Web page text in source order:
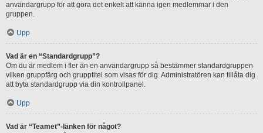
användargrupp för att göra det enkelt att känna igen medlemmar i den
gruppen.
Upp
Vad är en “Standardgrupp”?
Om du är medlem i fler än en användargrupp så bestämmer standardgruppen
vilken gruppfärg och grupptitel som visas för dig. Administratören kan tillåta dig
att byta standardgrupp via din kontrollpanel.
Upp
Vad är “Teamet”-länken för något?